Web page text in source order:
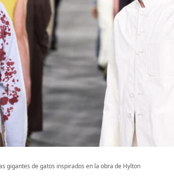
gigantes de gatos inspirados en la obra de Hylton